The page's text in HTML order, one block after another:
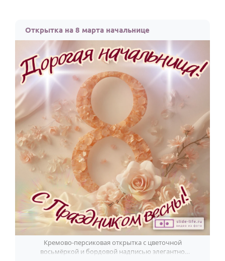
Открытка на 8 марта начальнице
Кремово-персиковая открытка с цветочной
восьмёркой и бордовой надписью элегантно